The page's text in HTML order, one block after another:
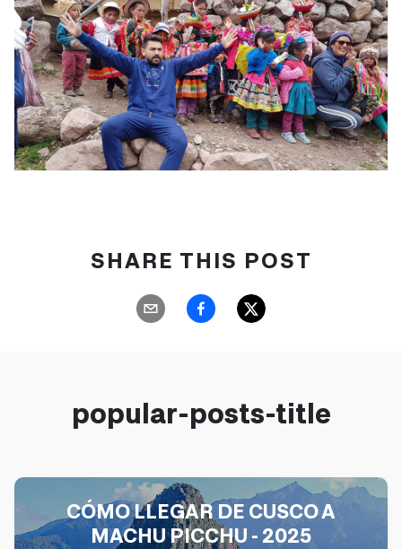
SHARE THIS POST
popular-posts-title
CÓMO LLEGAR DE CUSCO A
MACHU PICCHU - 2025